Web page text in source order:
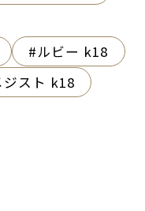
ルビー k18
ジスト k18